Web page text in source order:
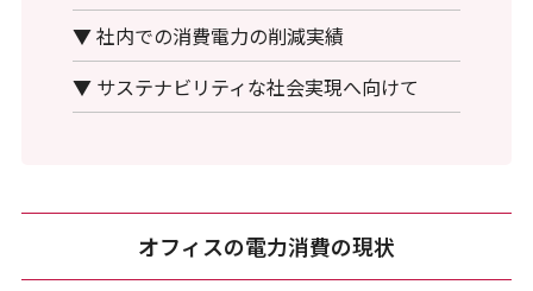
▼ 社内での消費電力の削減実績
▼ サステナビリティな社会実現へ向けて
オフィスの電力消費の現状